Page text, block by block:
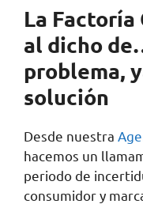
La Factoría
al dicho
problema,
solución
Desde nuestra
hacemos un
periodo de
consumidor y